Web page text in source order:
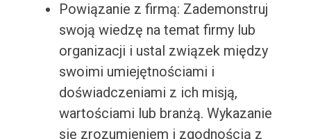
Powiązanie z firmą: Zademonstruj
swoją wiedzę na temat firmy lub
organizacji i ustal związek między
swoimi umiejętnościami i
doświadczeniami z ich misją,
wartościami lub branżą. Wykazanie
się zrozumieniem i zgodnością z